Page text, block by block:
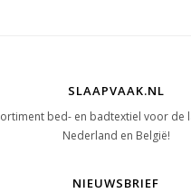
SLAAPVAAK.NL
bed- en badtextiel voor de
Nederland en België!
NIEUWSBRIEF